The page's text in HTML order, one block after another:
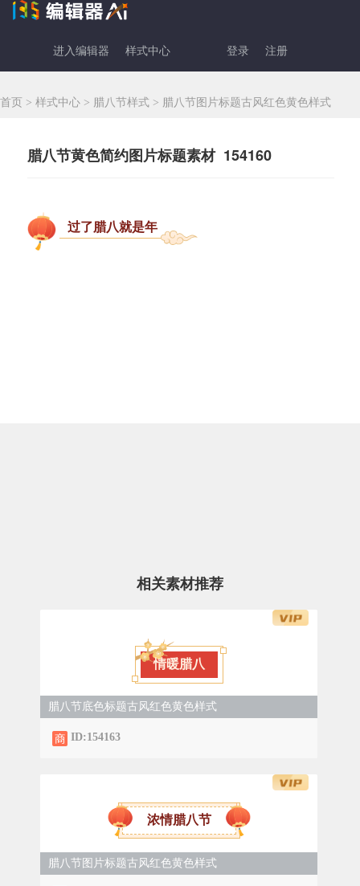
进入编辑器 样式中心 登录 注册
首页 > 样式中心 > 腊八节样式 > 腊八节图片标题古风红色黄色样式
腊八节黄色简约图片标题素材 154160
过了腊八就是年
相关素材推荐
情暖腊八
腊八节底色标题古风红色黄色样式
ID:154163
浓情腊八节
腊八节图片标题古风红色黄色样式